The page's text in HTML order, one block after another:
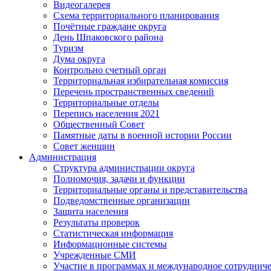
Видеогалерея
Схема территориального планирования
Почётные граждане округа
День Шпаковского района
Туризм
Дума округа
Контрольно счетный орган
Территориальная избирательная комиссия
Перечень пространственных сведений
Территориальные отделы
Перепись населения 2021
Общественный Совет
Памятные даты в военной истории России
Совет женщин
Администрация
Структура администрации округа
Полномочия, задачи и функции
Территориальные органы и представительства
Подведомственные организации
Защита населения
Результаты проверок
Статистическая информация
Информационные системы
Учрежденные СМИ
Участие в программах и международное